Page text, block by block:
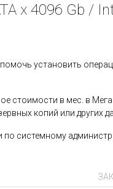
x 4096 Gb /
установить
стоимости в мес. в
копий или других
по системному